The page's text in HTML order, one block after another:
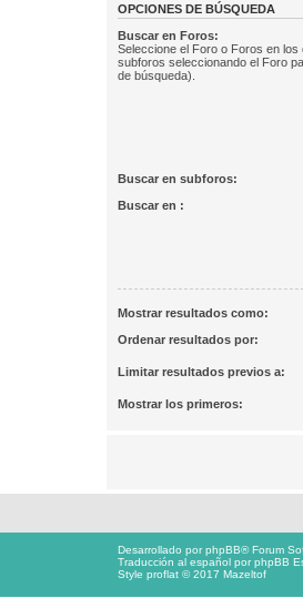
OPCIONES DE BÚSQUEDA
Buscar en Foros:
Seleccione el Foro o Foros en
subforos seleccionando el Foro
de búsqueda).
Buscar en subforos:
Buscar en :
Mostrar resultados como:
Ordenar resultados por:
Limitar resultados previos a:
Mostrar los primeros:
Desarrollado porphpBB® Forum
Traducción al español porphpBB
Style proflat © 2017 Mazeltof